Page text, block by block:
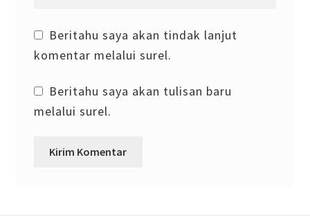
Beritahu saya akan tindak lanjut
komentar melalui surel.
Beritahu saya akan tulisan baru
melalui surel.